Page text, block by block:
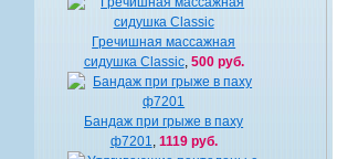
Гречишная массажная
сидушка Classic, 500 руб.
Бандаж при грыже в паху
ф7201
1119 руб.